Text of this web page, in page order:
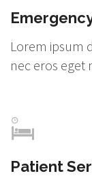
Lorem ipsum
nec eros eget
Patient